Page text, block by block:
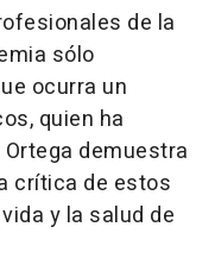
de la
sólo
ocurra un
quien ha
demuestra
crítica de estos
y la salud de